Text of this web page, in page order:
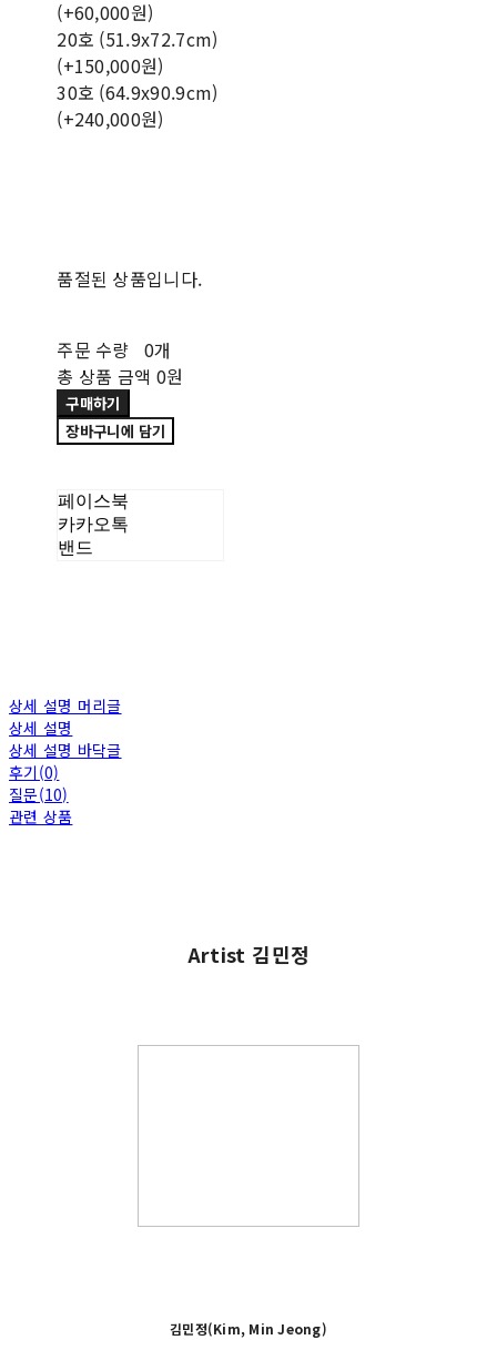
(+60,000원)
20호 (51.9x72.7cm)
(+150,000원)
30호 (64.9x90.9cm)
(+240,000원)
품절된 상품입니다.
주문 수량 0개
총 상품 금액 0원
구매하기
장바구니에 담기
페이스북
카카오톡
밴드
상세 설명 머리글
상세 설명
상세 설명 바닥글
후기(0)
질문(10)
관련 상품
Artist 김민정
김민정(Kim, Min Jeong)